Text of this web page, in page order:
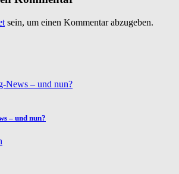
sein, um einen Kommentar abzugeben.
– und nun?